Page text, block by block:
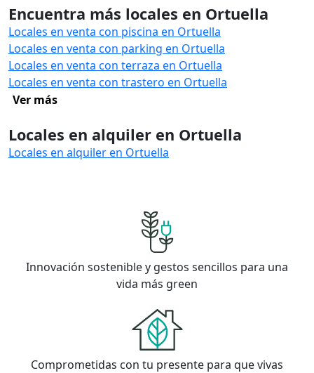
Encuentra más locales en Ortuella
Locales en venta con piscina en Ortuella
Locales en venta con parking en Ortuella
Locales en venta con terraza en Ortuella
Locales en venta con trastero en Ortuella
Ver más
Locales en alquiler en Ortuella
Locales en alquiler en Ortuella
Innovación sostenible y gestos sencillos para una
vida más green
Comprometidas con tu presente para que vivas